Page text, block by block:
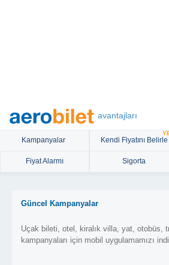
avantajları
Kampanyalar Kendi Fiyatını Belirle
Fiyat Alarmı Sigorta
Güncel Kampanyalar
Uçak bileti, otel, kiralık villa, yat, otobüs,
kampanyaları için mobil uygulamamızı